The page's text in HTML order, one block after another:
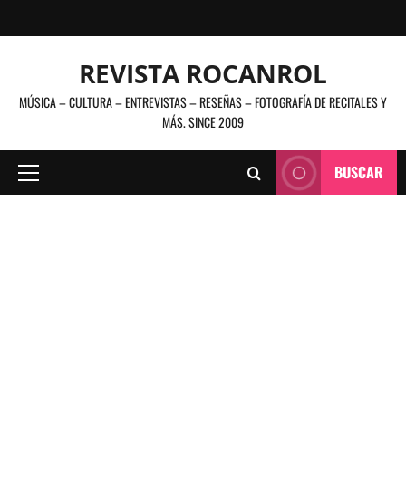
al
REVISTA ROCANROL
MÚSICA – CULTURA – ENTREVISTAS – RESEÑAS – FOTOGRAFÍA DE RECITALES Y
MÁS. SINCE 2009
Menú
BUSCAR